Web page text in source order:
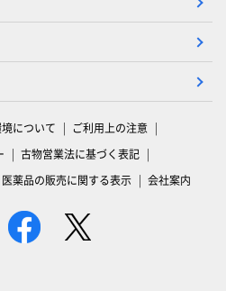
について
ご利用上の注意
古物営業法に基づく表記
医薬品の販売に関する表示 会社案内